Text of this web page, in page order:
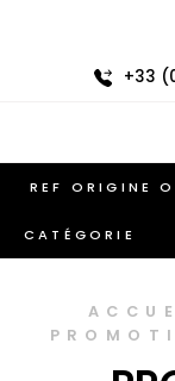
+33
CATÉGORIE